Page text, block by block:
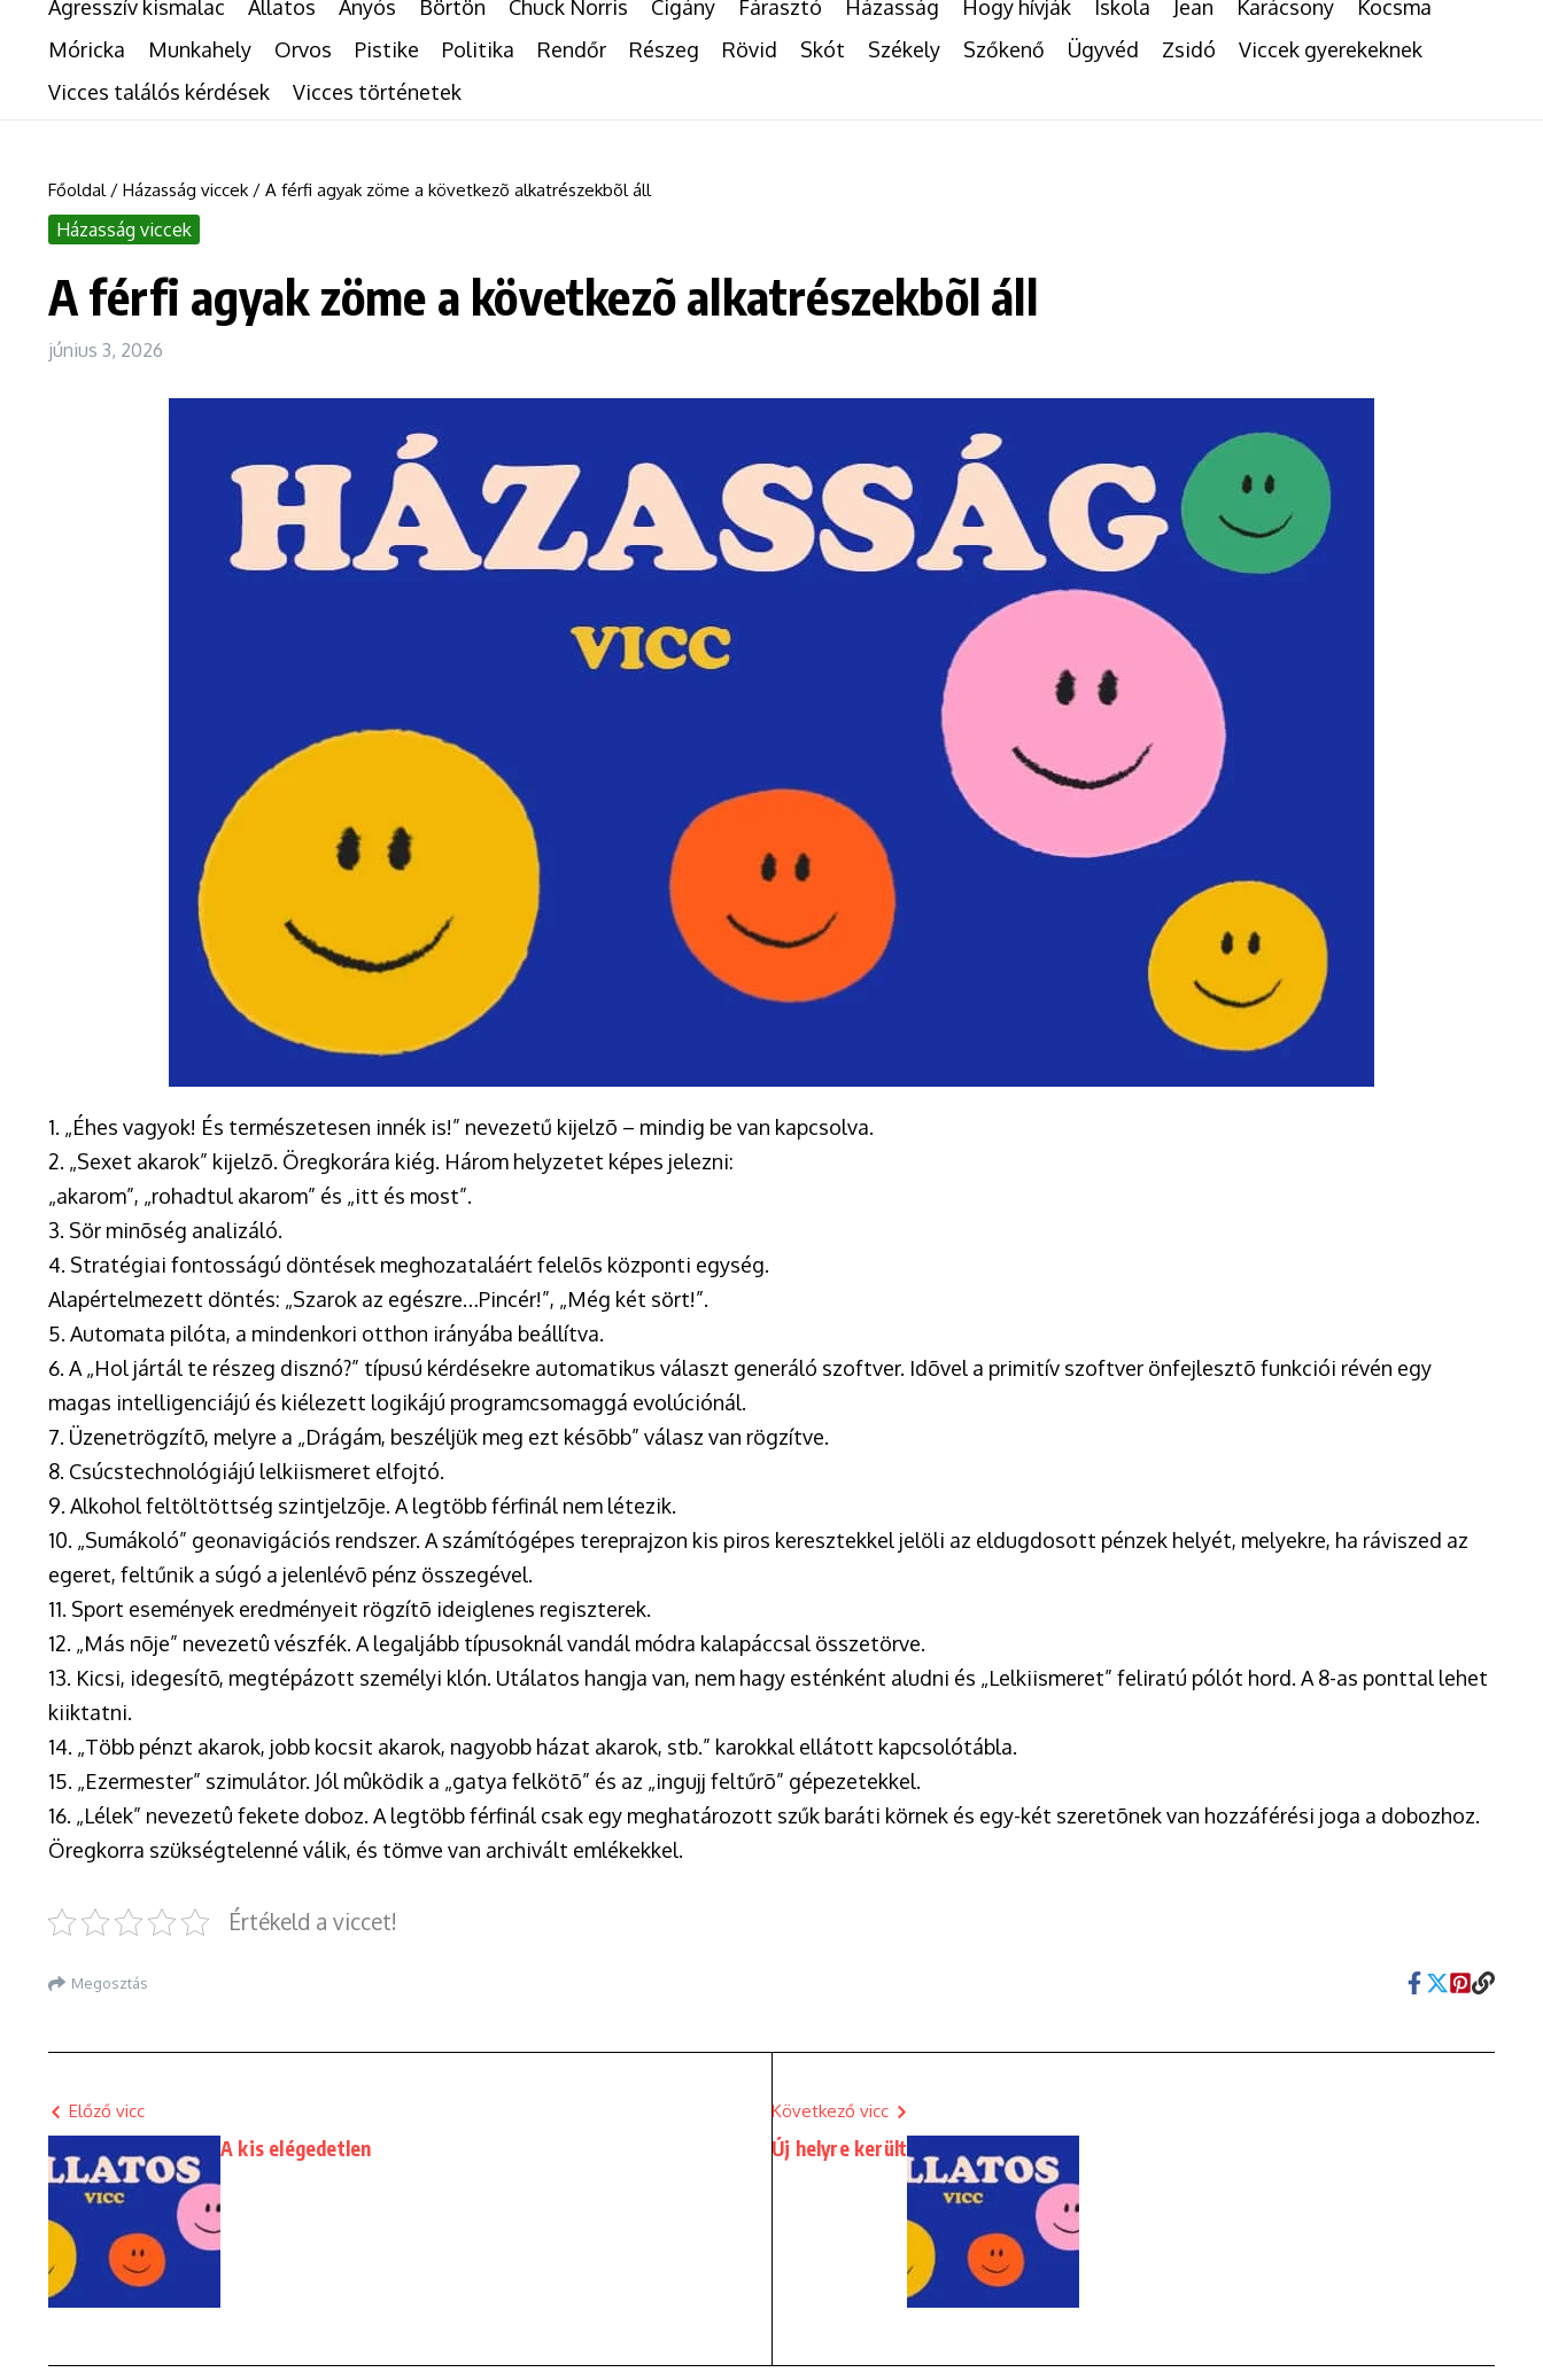
Agresszív kismalac Állatos Anyós Börtön Chuck Norris Cigány Fárasztó Házasság Hogy hívják Iskola Jean Karácsony
Kocsma
Móricka
Munkahely Orvos Pistike Politika Rendőr Részeg Rövid Skót Székely Szőkenő Ügyvéd Zsidó
Viccek gyerekeknek
Vicces találós kérdések
Vicces történetek
Főoldal/ Házasság viccek/ A férfi agyak zöme a következõ alkatrészekbõl áll
Házasság viccek
A férfi agyak zöme a következõ alkatrészekbõl áll
június 3, 2026
1. „Éhes vagyok! És természetesen innék is!” nevezetű kijelzõ – mindig be van kapcsolva.
2. „Sexet akarok” kijelzõ. Öregkorára kiég. Három helyzetet képes jelezni:
„akarom”, „rohadtul akarom” és „itt és most”.
3. Sör minõség analizáló.
4. Stratégiai fontosságú döntések meghozataláért felelõs központi egység.
Alapértelmezett döntés: „Szarok az egészre…Pincér!”, „Még két sört!”.
5. Automata pilóta, a mindenkori otthon irányába beállítva.
6. A „Hol jártál te részeg disznó?” típusú kérdésekre automatikus választ generáló szoftver. Idõvel a primitív szoftver önfejlesztõ funkciói révén egy
magas intelligenciájú és kiélezett logikájú programcsomaggá evolúciónál.
7. Üzenetrögzítõ, melyre a „Drágám, beszéljük meg ezt késõbb” válasz van rögzítve.
8. Csúcstechnológiájú lelkiismeret elfojtó.
9. Alkohol feltöltöttség szintjelzõje. A legtöbb férfinál nem létezik.
10. „Sumákoló” geonavigációs rendszer. A számítógépes tereprajzon kis piros keresztekkel jelöli az eldugdosott pénzek helyét, melyekre, ha ráviszed az
egeret, feltűnik a súgó a jelenlévõ pénz összegével.
11. Sport események eredményeit rögzítõ ideiglenes regiszterek.
12. „Más nõje” nevezetû vészfék. A legaljább típusoknál vandál módra kalapáccsal összetörve.
13. Kicsi, idegesítõ, megtépázott személyi klón. Utálatos hangja van, nem hagy esténként aludni és „Lelkiismeret” feliratú pólót hord. A 8-as ponttal lehet
kiiktatni.
14. „Több pénzt akarok, jobb kocsit akarok, nagyobb házat akarok, stb.” karokkal ellátott kapcsolótábla.
15. „Ezermester” szimulátor. Jól mûködik a „gatya felkötõ” és az „ingujj feltűrõ” gépezetekkel.
16. „Lélek” nevezetû fekete doboz. A legtöbb férfinál csak egy meghatározott szűk baráti körnek és egy-két szeretõnek van hozzáférési joga a dobozhoz.
Öregkorra szükségtelenné válik, és tömve van archivált emlékekkel.
Értékeld a viccet!
Megosztás
Előző vicc
A kis elégedetlen
Következő vicc
Új helyre került